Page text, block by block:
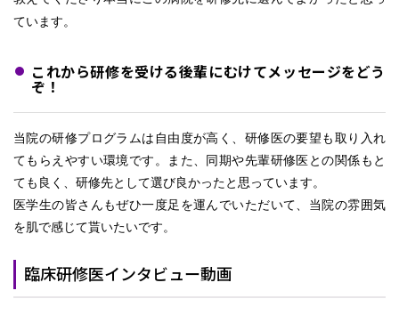
ています。
これから研修を受ける後輩にむけてメッセージをどう
ぞ！
当院の研修プログラムは自由度が高く、研修医の要望も取り入れ
てもらえやすい環境です。また、同期や先輩研修医との関係もと
ても良く、研修先として選び良かったと思っています。
医学生の皆さんもぜひ一度足を運んでいただいて、当院の雰囲気
を肌で感じて貰いたいです。
臨床研修医インタビュー動画